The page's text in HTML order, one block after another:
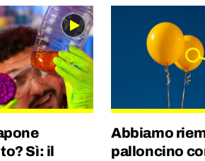
drone o una chitarra al
felice.
Sì: il
Abbiamo
palloncino